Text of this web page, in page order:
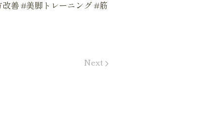
善 #美脚トレーニング #筋
Next